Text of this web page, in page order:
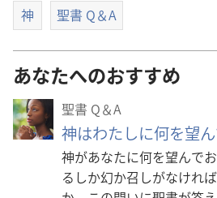
神 聖書 Q＆A
あなたへのおすすめ
聖書 Q＆A
神はわたしに何を望
神があなたに何を望んで
るしか幻か召しがなけれ